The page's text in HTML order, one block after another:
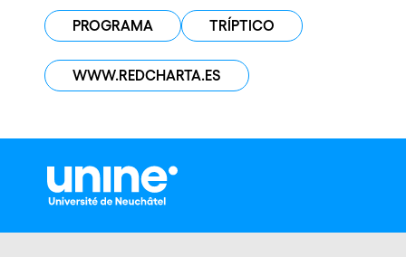
PROGRAMA TRÍPTICO
WWW.REDCHARTA.ES